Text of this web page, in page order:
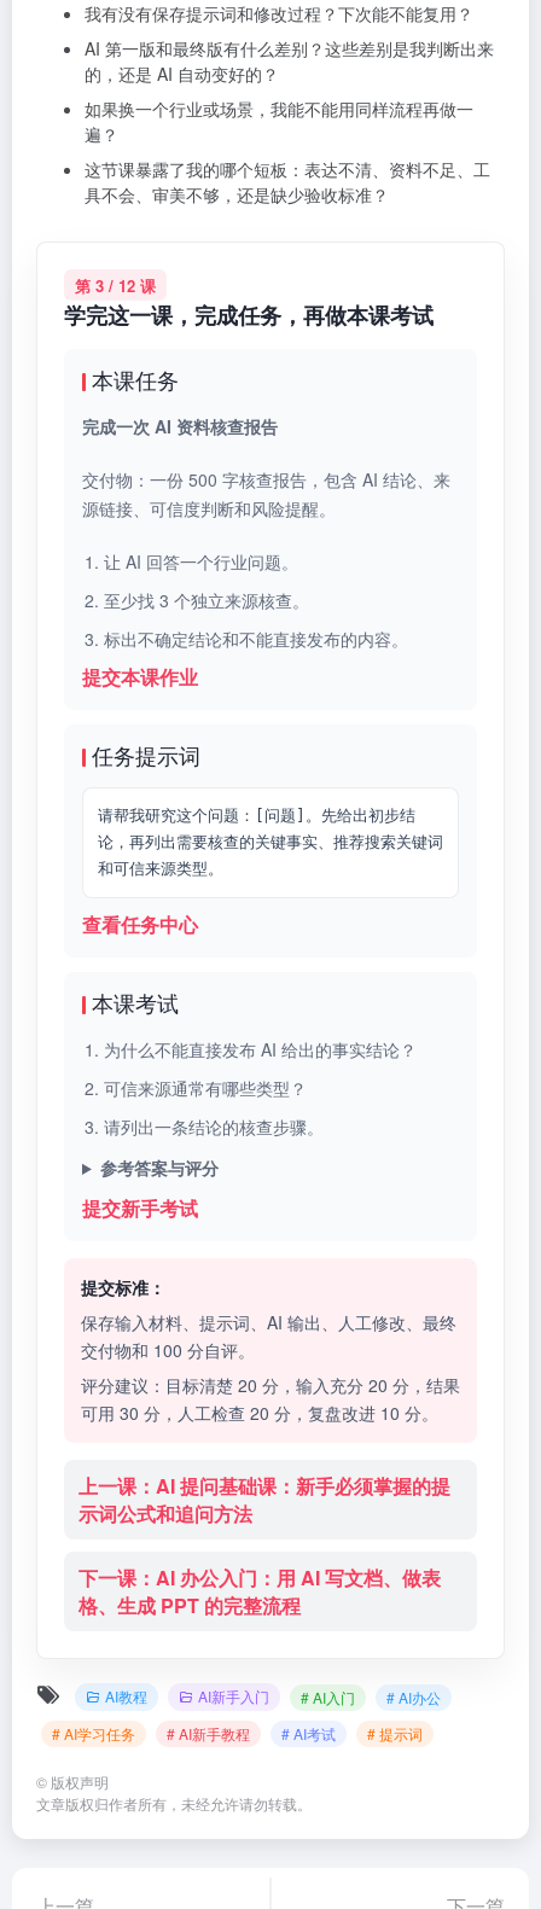
我有没有保存提示词和修改过程？下次能不能复用？
AI 第一版和最终版有什么差别？这些差别是我判断出来
的，还是 AI 自动变好的？
如果换一个行业或场景，我能不能用同样流程再做一
遍？
这节课暴露了我的哪个短板：表达不清、资料不足、工
具不会、审美不够，还是缺少验收标准？
第 3 / 12 课
学完这一课，完成任务，再做本课考试
本课任务
完成一次 AI 资料核查报告
交付物：一份 500 字核查报告，包含 AI 结论、来
源链接、可信度判断和风险提醒。
让 AI 回答一个行业问题。
至少找 3 个独立来源核查。
标出不确定结论和不能直接发布的内容。
提交本课作业
任务提示词
请帮我研究这个问题：[问题]。先给出初步结
论，再列出需要核查的关键事实、推荐搜索关键词
和可信来源类型。
查看任务中心
本课考试
为什么不能直接发布 AI 给出的事实结论？
可信来源通常有哪些类型？
请列出一条结论的核查步骤。
参考答案与评分
提交新手考试
提交标准：
保存输入材料、提示词、AI 输出、人工修改、最终
交付物和 100 分自评。
评分建议：目标清楚 20 分，输入充分 20 分，结果
可用 30 分，人工检查 20 分，复盘改进 10 分。
上一课：AI 提问基础课：新手必须掌握的提
示词公式和追问方法
下一课：AI 办公入门：用 AI 写文档、做表
格、生成 PPT 的完整流程
AI教程 AI新手入门 # AI入门
# AI办公
# AI学习任务
# AI新手教程 # AI考试 # 提示词
© 版权声明
文章版权归作者所有，未经允许请勿转载。